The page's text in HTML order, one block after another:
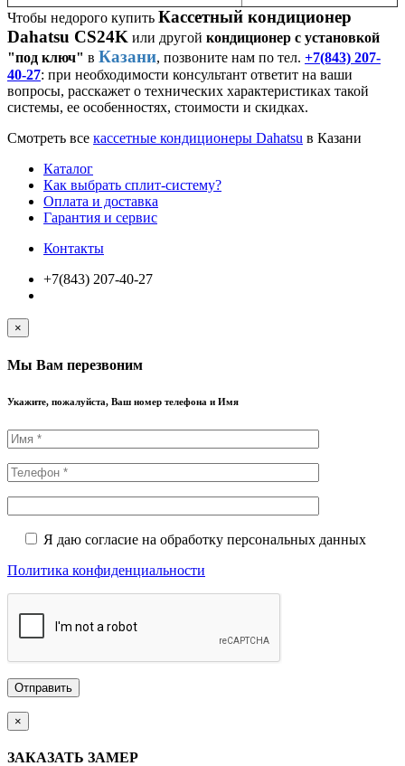
Чтобы недорого купить Кассетный кондиционер
Dahatsu CS24K или другой кондиционер с установкой
"под ключ" в Казани, позвоните нам по тел. +7(843) 207-
40-27: при необходимости консультант ответит на ваши
вопросы, расскажет о технических характеристиках такой
системы, ее особенностях, стоимости и скидках.
Смотреть все кассетные кондиционеры Dahatsu в Казани
Каталог
Как выбрать сплит-систему?
Оплата и доставка
Гарантия и сервис
Контакты
+7(843) 207-40-27
×
Мы Вам перезвоним
Укажите, пожалуйста, Ваш номер телефона и Имя
Я даю согласие на обработку персональных данных
Политика конфиденциальности
×
ЗАКАЗАТЬ ЗАМЕР